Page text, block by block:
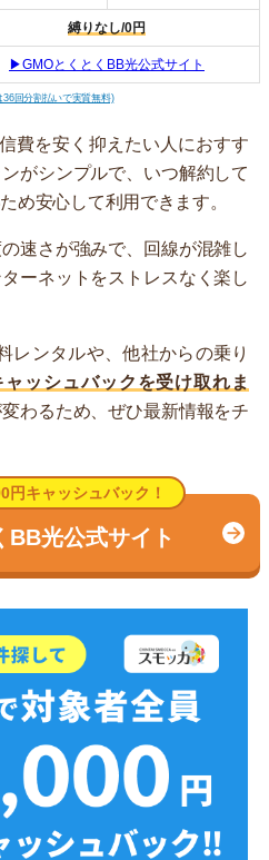
縛りなし/0円
▶GMOとくとくBB光公式サイト
回分割払いで実質無料)
費を安く抑えたい人におすす
がシンプルで、いつ解約して
め安心して利用できます。
速さが強みで、回線が混雑し
ーネットをストレスなく楽し
レンタルや、他社からの乗り
ッシュバックを受け取れま
わるため、ぜひ最新情報をチ
円キャッシュバック！
BB光公式サイト